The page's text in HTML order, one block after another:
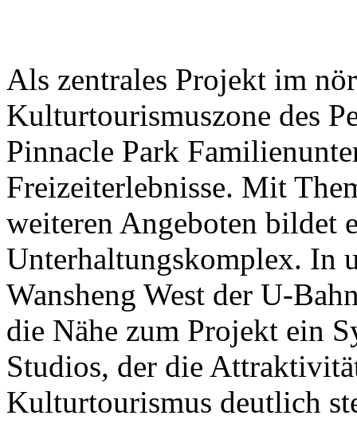
Als zentrales Projekt im
Kulturtourismuszone des
Pinnacle Park
Freizeiterlebnisse. Mit
weiteren Angeboten bildet
Unterhaltungskomplex. In
Wansheng West der U-
die Nähe zum Projekt ein
Studios, der die
Kulturtourismus deutlich